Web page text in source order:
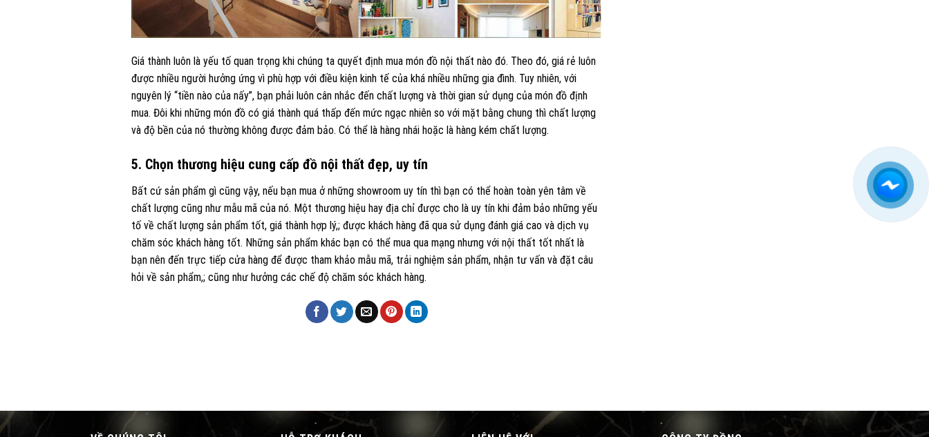
Giá thành luôn là yếu tố quan trọng khi chúng ta quyết định mua món đồ nội thất nào đó. Theo đó, giá rẻ luôn
được nhiều người hưởng ứng vì phù hợp với điều kiện kinh tế của khá nhiều những gia đình. Tuy nhiên, với
nguyên lý “tiền nào của nấy”, bạn phải luôn cân nhắc đến chất lượng và thời gian sử dụng của món đồ định
mua. Đôi khi những món đồ có giá thành quá thấp đến mức ngạc nhiên so với mặt bằng chung thì chất lượng
và độ bền của nó thường không được đảm bảo. Có thể là hàng nhái hoặc là hàng kém chất lượng.
5. Chọn thương hiệu cung cấp đồ nội thất đẹp, uy tín
Bất cứ sản phẩm gì cũng vậy, nếu bạn mua ở những showroom uy tín thì bạn có thể hoàn toàn yên tâm về
chất lượng cũng như mẫu mã của nó. Một thương hiệu hay địa chỉ được cho là uy tín khi đảm bảo những yếu
tố về chất lượng sản phẩm tốt, giá thành hợp lý,; được khách hàng đã qua sử dụng đánh giá cao và dịch vụ
chăm sóc khách hàng tốt. Những sản phẩm khác bạn có thể mua qua mạng nhưng với nội thất tốt nhất là
bạn nên đến trực tiếp cửa hàng để được tham khảo mẫu mã, trải nghiệm sản phẩm, nhận tư vấn và đặt câu
hỏi về sản phẩm,; cũng như hưởng các chế độ chăm sóc khách hàng.